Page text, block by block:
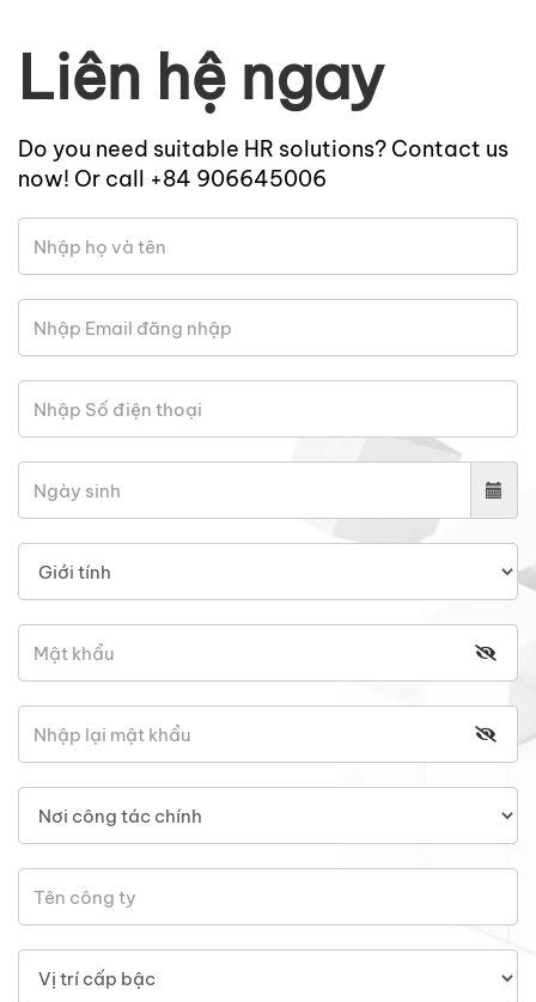
Liên hệ ngay
Do you need suitable HR solutions? Contact us
now! Or call +84 906645006